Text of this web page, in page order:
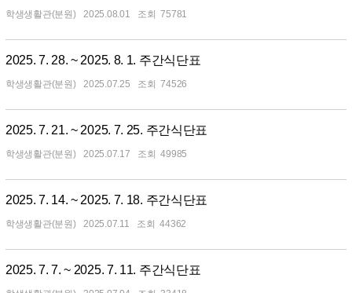
학생생활관(분원) 2025.08.01 75781
2025. 7. 28. ~ 2025. 8. 1. 주간식단표
학생생활관(분원) 2025.07.25 74526
2025. 7. 21. ~ 2025. 7. 25. 주간식단표
학생생활관(분원) 2025.07.17 49985
2025. 7. 14. ~ 2025. 7. 18. 주간식단표
학생생활관(분원) 2025.07.11 44362
2025. 7. 7. ~ 2025. 7. 11. 주간식단표